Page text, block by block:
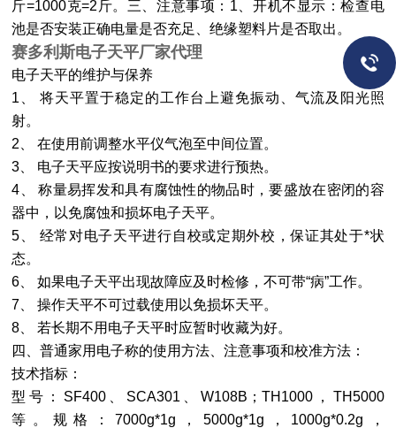
斤=1000克=2 斤。三、注意事项： 1 、开机不显示：检查电
池是否安装正确电量是否充足、绝缘塑料片是否取出。
赛多利斯电子天平厂家代理
电子天平的维护与保养
1
将天平置于稳定的工作台上避免振动、气流及阳光照
射。
2
在使用前调整水平仪气泡至中间位置。
3
电子天平应按说明书的要求进行预热。
4
称量易挥发和具有腐蚀性的物品时，要盛放在密闭的容
器中，以免腐蚀和损坏电子天平。
5
经常对电子天平进行自校或定期外校，保证其处于*状
态。
6
如果电子天平出现故障应及时检修，不可带“病”工作。
7
操作天平不可过载使用以免损坏天平。
8
若长期不用电子天平时应暂时收藏为好。
四、普通家用电子称的使用方法、注意事项和校准方法：
技术指标：
型号： SF400、 SCA301 W108B ； TH1000， TH5000
等。规格： 7000g*1g ， 5000g*1g ， 1000g*0.2g ，